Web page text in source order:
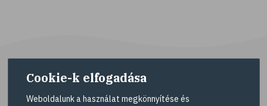
# életmódváltás
# célkitűzés
# étkezési napló
Cookie-k elfogadása
Weboldalunk a használat megkönnyítése és